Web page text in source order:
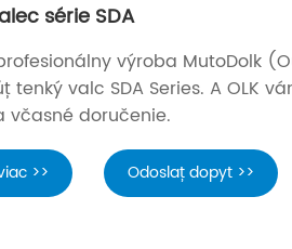
série SDA
výroba MutoDolk
tenký valc SDA Series. A OLK
včasné doručenie.
>> Odoslať dopyt >>